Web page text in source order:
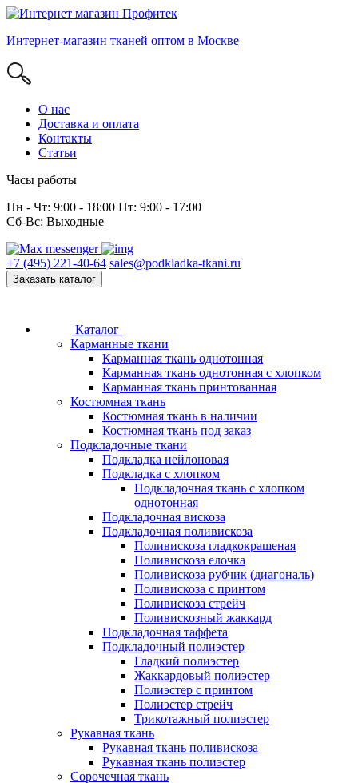
Интернет-магазин тканей оптом в Москве
О нас
Доставка и оплата
Контакты
Статьи
Часы работы
Пн - Чт: 9:00 - 18:00 Пт: 9:00 - 17:00
Сб-Вс: Выходные
+7 (495) 221-40-64 sales@podkladka-tkani.ru
Заказать каталог
Каталог
Карманные ткани
Карманная ткань однотонная
Карманная ткань однотонная с хлопком
Карманная ткань принтованная
Костюмная ткань
Костюмная ткань в наличии
Костюмная ткань под заказ
Подкладочные ткани
Подкладка нейлоновая
Подкладка с хлопком
Подкладочная ткань с хлопком
однотонная
Подкладочная вискоза
Подкладочная поливискоза
Поливискоза гладкокрашеная
Поливискоза елочка
Поливискоза рубчик (диагональ)
Поливискоза с принтом
Поливискоза стрейч
Поливискозный жаккард
Подкладочная таффета
Подкладочный полиэстер
Гладкий полиэстер
Жаккардовый полиэстер
Полиэстер с принтом
Полиэстер стрейч
Трикотажный полиэстер
Рукавная ткань
Рукавная ткань поливискоза
Рукавная ткань полиэстер
Сорочечная ткань